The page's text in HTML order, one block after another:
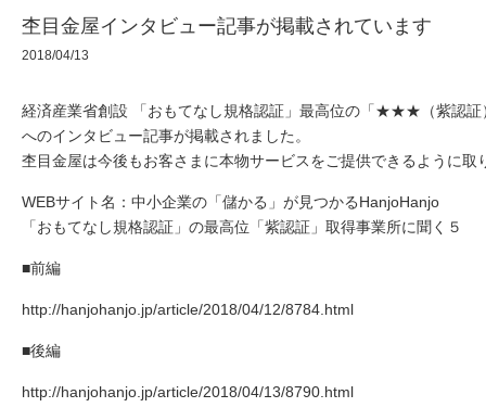
杢目金屋インタビュー記事が掲載されています
2018/04/13
経済産業省創設 「おもてなし規格認証」最高位の「★★★（紫認証
へのインタビュー記事が掲載されました。
杢目金屋は今後もお客さまに本物サービスをご提供できるように取
WEBサイト名：中小企業の「儲かる」が見つかるHanjoHanjo
「おもてなし規格認証」の最高位「紫認証」取得事業所に聞く５
■前編
http://hanjohanjo.jp/article/2018/04/12/8784.html
■後編
http://hanjohanjo.jp/article/2018/04/13/8790.html